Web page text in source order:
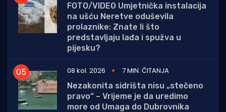
FOTO/VIDEO Umjetnička instalacija
na ušću Neretve oduševila
prolaznike: Znate li što
predstavljaju lađa i spužva u
pijesku?
08 kol. 2026
7 MIN. ČITANJA
Nezakonita sidrišta nisu „stečeno
pravo“ – Vrijeme je da uredimo
more od Umaga do Dubrovnika